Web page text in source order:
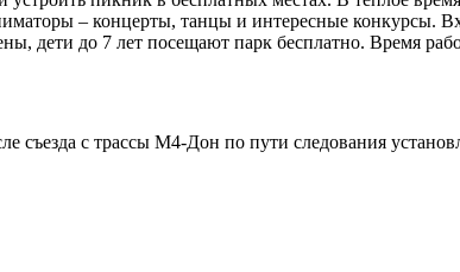
– концерты, танцы и интересные конкурсы.
дети до 7 лет посещают парк бесплатно. Время
с трассы М4-Дон по пути следования